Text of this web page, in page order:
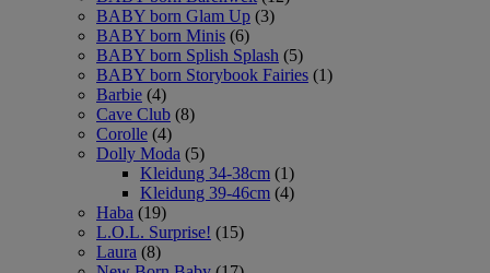
BABY born Glam Up (3)
BABY born Minis (6)
BABY born Splish Splash (5)
BABY born Storybook Fairies (1)
Barbie (4)
Cave Club (8)
Corolle (4)
Dolly Moda (5)
Kleidung 34-38cm (1)
Kleidung 39-46cm (4)
Haba (19)
L.O.L. Surprise! (15)
Laura (8)